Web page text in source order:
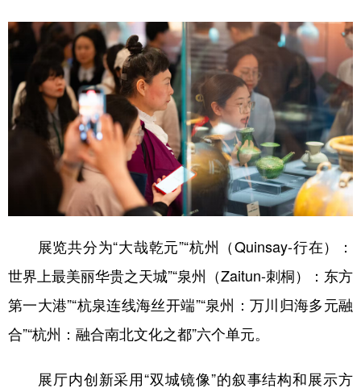
广东 广西 海南 重庆
四川 贵州 云南 西藏
陕西 甘肃 青海 宁夏
新疆 内蒙古 黑龙江
多语种频道
English Español Français عربى
Русский язык 日本語 한국어
Deutsch Português
展览共分为“大哉乾元”“杭州（Quinsay-行在）：
世界上最美丽华贵之天城”“泉州（Zaitun-刺桐）：东方
第一大港”“杭泉连线海丝开端”“泉州：万川归海多元融
合”“杭州：融合南北文化之都”六个单元。
展厅内创新采用“双城镜像”的叙事结构和展示方